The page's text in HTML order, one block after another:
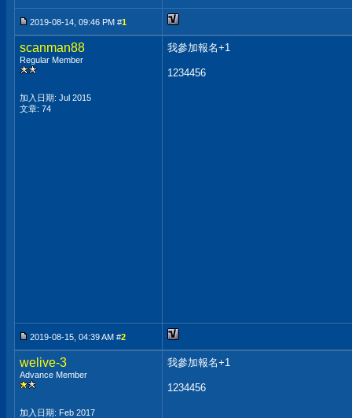
2019-08-14, 09:46 PM #1
scanman88
Regular Member
加入日期: Jul 2015
文章: 74
我參加報名+1
1234456
2019-08-15, 04:39 AM #2
welive-3
Advance Member
加入日期: Feb 2017
我參加報名+1
1234456